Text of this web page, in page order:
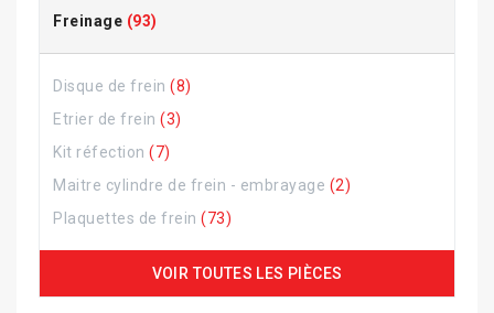
Freinage (93)
Disque de frein (8)
Etrier de frein (3)
Kit réfection (7)
Maitre cylindre de frein - embrayage (2)
Plaquettes de frein (73)
VOIR TOUTES LES PIÈCES